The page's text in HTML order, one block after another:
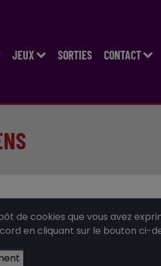
JEUX SORTIES CONTACT
de cookies que vous avez
en cliquant sur le bouton ci-